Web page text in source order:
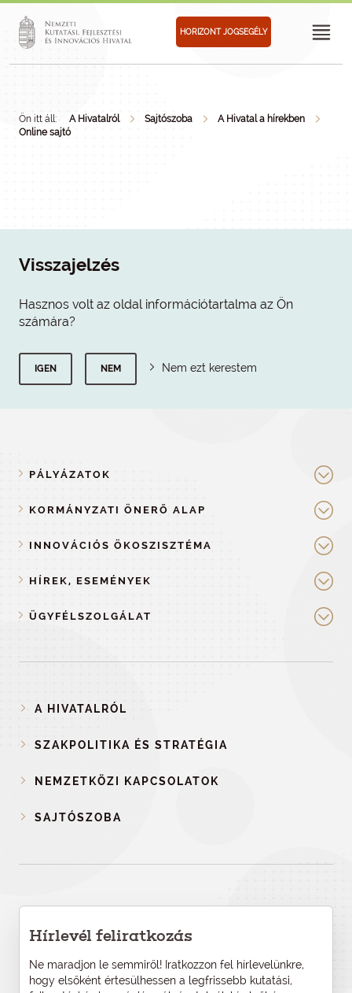
HORIZONT JOGSEGÉLY
Ön itt áll: A Hivatalról Sajtószoba
A Hivatal a hírekben
Online sajtó
Visszajelzés
Hasznos volt az oldal információtartalma az Ön
számára?
IGEN NEM Nem ezt kerestem
PÁLYÁZATOK
KORMÁNYZATI ÖNERŐ ALAP
INNOVÁCIÓS ÖKOSZISZTÉMA
HÍREK, ESEMÉNYEK
ÜGYFÉLSZOLGÁLAT
A HIVATALRÓL
SZAKPOLITIKA ÉS STRATÉGIA
NEMZETKÖZI KAPCSOLATOK
SAJTÓSZOBA
Hírlevél feliratkozás
Ne maradjon le semmiről! Iratkozzon fel hírlevelünkre,
hogy elsőként értesülhessen a legfrissebb kutatási,